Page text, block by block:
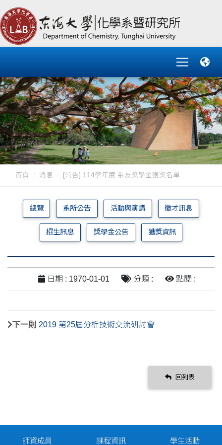
首頁 消息 [公告] 114學年度 系友獎學金獲獎名單
總覽 系所公告 活動與演講 徵才訊息
招生訊息 獎學金公告 獲獎資訊
日期 : 1970-01-01 分類 : 點閱 :
下一則 2019 第25屆分析技術交流研討會
回列表
師資成員 課程資訊 學生活動